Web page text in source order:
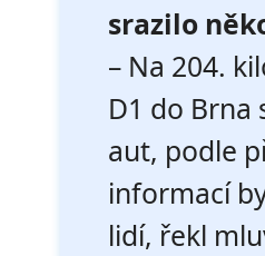
srazilo
– Na 204.
D1 do Brna
aut, podle
informací
lidí, řekl